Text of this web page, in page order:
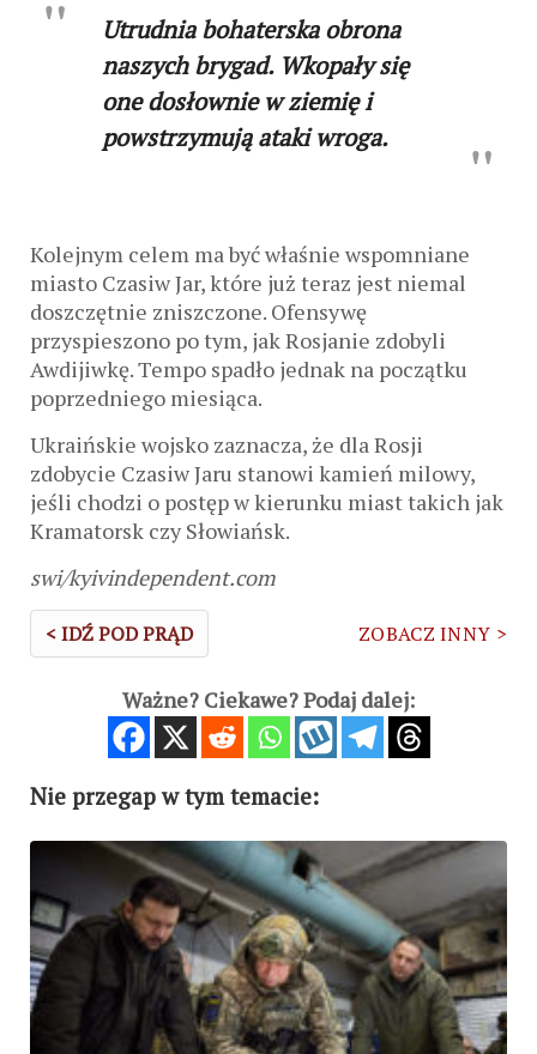
Utrudnia bohaterska obrona
naszych brygad. Wkopały się
one dosłownie w ziemię i
powstrzymują ataki wroga.
Kolejnym celem ma być właśnie wspomniane
miasto Czasiw Jar, które już teraz jest niemal
doszczętnie zniszczone. Ofensywę
przyspieszono po tym, jak Rosjanie zdobyli
Awdijiwkę. Tempo spadło jednak na początku
poprzedniego miesiąca.
Ukraińskie wojsko zaznacza, że dla Rosji
zdobycie Czasiw Jaru stanowi kamień milowy,
jeśli chodzi o postęp w kierunku miast takich jak
Kramatorsk czy Słowiańsk.
swi/kyivindependent.com
< IDŹ POD PRĄD ZOBACZ INNY >
Ważne? Ciekawe? Podaj dalej:
Nie przegap w tym temacie: